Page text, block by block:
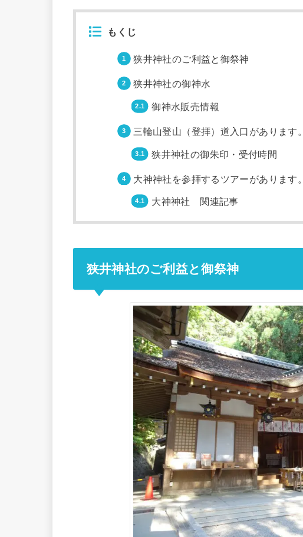
もくじ
狭井神社のご利益と御祭神
狭井神社の御神水
御神水販売情報
三輪山登山（登拝）道入口があります。
狭井神社の御朱印・受付時間
大神神社を参拝するツアーがあります。
大神神社 関連記事
狭井神社のご利益と御祭神